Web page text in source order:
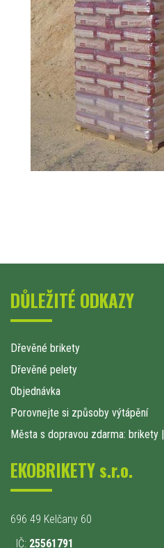
DŮLEŽITÉ ODKAZY
Dřevěné brikety
Dřevěné pelety
Objednávka
Porovnejte si způsoby výtápění
Města s dopravou zdarma: brikety |
EKOBRIKETY s.r.o.
696 49 Kelčany 60
IČ: 25561791